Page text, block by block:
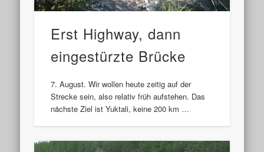
Erst Highway, dann
eingestürzte Brücke
7. August. Wir wollen heute zeitig auf der
Strecke sein, also relativ früh aufstehen. Das
nächste Ziel ist Yuktali, keine 200 km …